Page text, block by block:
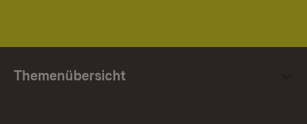
Themenübersicht